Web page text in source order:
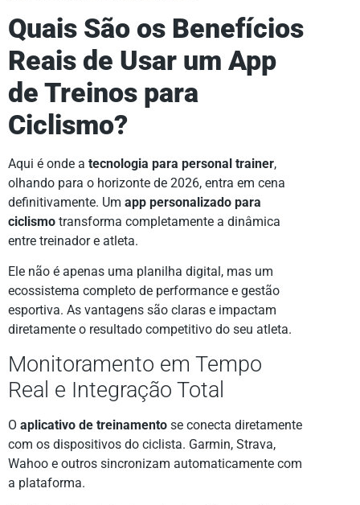
Quais São os Benefícios
Reais de Usar um App
de Treinos para
Ciclismo?
Aqui é onde a tecnologia para personal trainer,
olhando para o horizonte de 2026, entra em cena
definitivamente. Um app personalizado para
ciclismo transforma completamente a dinâmica
entre treinador e atleta.
Ele não é apenas uma planilha digital, mas um
ecossistema completo de performance e gestão
esportiva. As vantagens são claras e impactam
diretamente o resultado competitivo do seu atleta.
Monitoramento em Tempo
Real e Integração Total
O aplicativo de treinamento se conecta diretamente
com os dispositivos do ciclista. Garmin, Strava,
Wahoo e outros sincronizam automaticamente com
a plataforma.